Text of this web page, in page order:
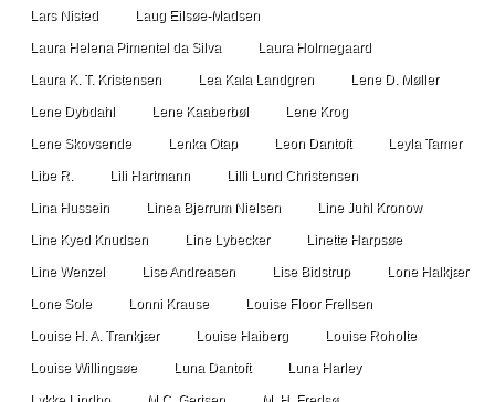
Lars Nisted Laug Eilsøe-Madsen
Laura Helena Pimentel da Silva Laura Holmegaard
Laura K. T. Kristensen Lea Kala Landgren Lene D. Møller
Lene Dybdahl Lene Kaaberbøl Lene Krog
Lene Skovsende Lenka Otap Leon Dantoft Leyla Tamer
Libe R. Lili Hartmann Lilli Lund Christensen
Lina Hussein Linea Bjerrum Nielsen Line Juhl Kronow
Line Kyed Knudsen Line Lybecker Linette Harpsøe
Line Wenzel Lise Andreasen Lise Bidstrup Lone Halkjær
Lone Sole Lonni Krause Louise Floor Frellsen
Louise H. A. Trankjær Louise Haiberg Louise Roholte
Louise Willingsøe Luna Dantoft Luna Harley